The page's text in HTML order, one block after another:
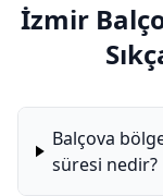
İzmir
Balçova
süresi nedir?